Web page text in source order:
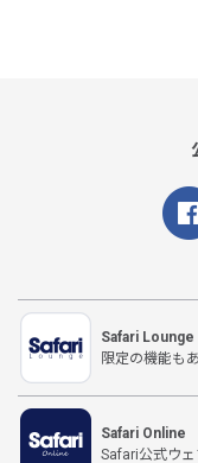
Safari Lounge
限定の機能も
Safari Online
Safari公式ウ